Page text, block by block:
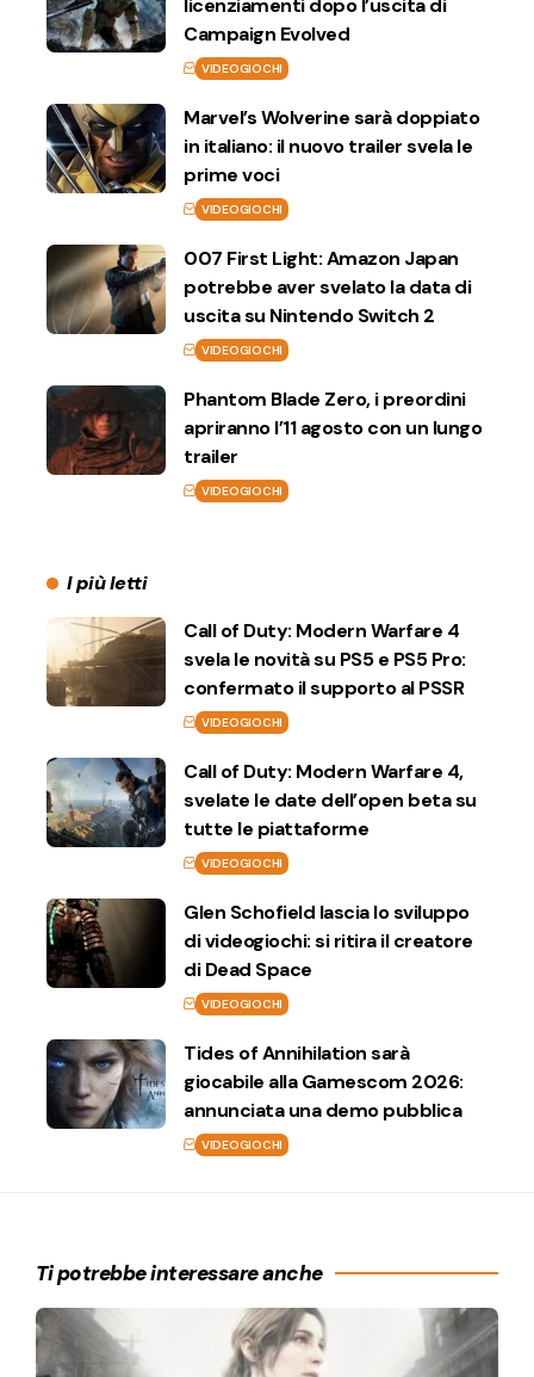
licenziamenti dopo l’uscita di
Campaign Evolved
VIDEOGIOCHI
Marvel’s Wolverine sarà doppiato
in italiano: il nuovo trailer svela le
prime voci
VIDEOGIOCHI
007 First Light: Amazon Japan
potrebbe aver svelato la data di
uscita su Nintendo Switch 2
VIDEOGIOCHI
Phantom Blade Zero, i preordini
apriranno l’11 agosto con un lungo
trailer
VIDEOGIOCHI
I più letti
Call of Duty: Modern Warfare 4
svela le novità su PS5 e PS5 Pro:
confermato il supporto al PSSR
VIDEOGIOCHI
Call of Duty: Modern Warfare 4,
svelate le date dell’open beta su
tutte le piattaforme
VIDEOGIOCHI
Glen Schofield lascia lo sviluppo
di videogiochi: si ritira il creatore
di Dead Space
VIDEOGIOCHI
Tides of Annihilation sarà
giocabile alla Gamescom 2026:
annunciata una demo pubblica
VIDEOGIOCHI
Ti potrebbe interessare anche